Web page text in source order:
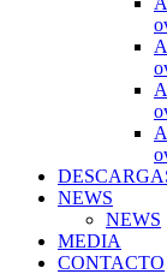
NEWS
NEWS
MEDIA
CONTACTO